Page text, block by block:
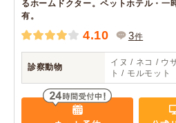
るホームドクター。ペットホテル・一
有。
4.10 3件
診察動物
イヌ / ネコ / ウ
ト / モルモット